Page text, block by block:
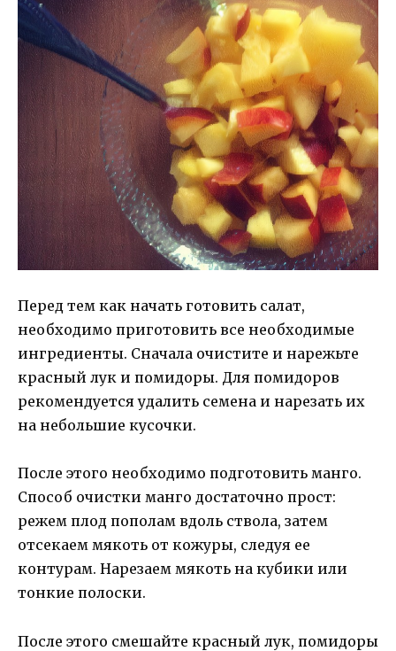
Перед тем как начать готовить салат,
необходимо приготовить все необходимые
ингредиенты. Сначала очистите и нарежьте
красный лук и помидоры. Для помидоров
рекомендуется удалить семена и нарезать их
на небольшие кусочки.
После этого необходимо подготовить манго.
Способ очистки манго достаточно прост:
режем плод пополам вдоль ствола, затем
отсекаем мякоть от кожуры, следуя ее
контурам. Нарезаем мякоть на кубики или
тонкие полоски.
После этого смешайте красный лук, помидоры